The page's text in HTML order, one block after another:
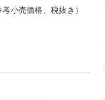
小売価格、税抜き）